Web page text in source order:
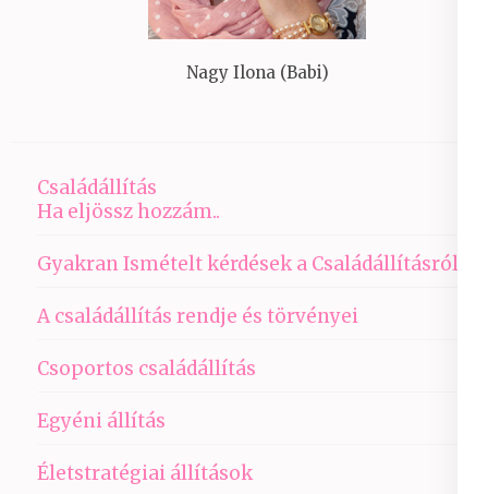
Nagy Ilona (Babi)
Családállítás
Ha eljössz hozzám..
Gyakran Ismételt kérdések a Családállításról
A családállítás rendje és törvényei
Csoportos családállítás
Egyéni állítás
Életstratégiai állítások